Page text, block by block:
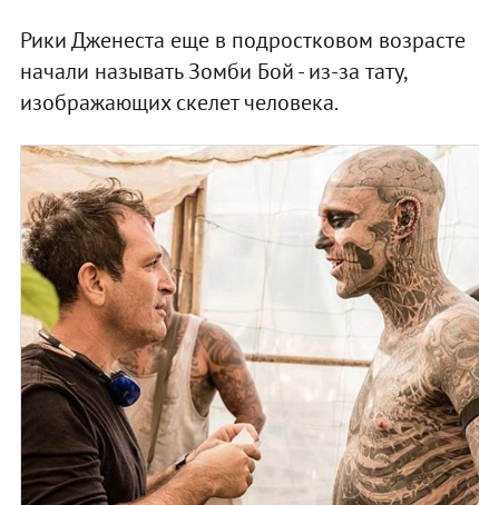
Рики Дженеста еще в подростковом возрасте
начали называть Зомби Бой - из-за тату,
изображающих скелет человека.